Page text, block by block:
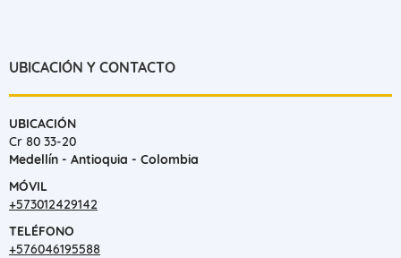
UBICACIÓN Y CONTACTO
UBICACIÓN
Cr 80 33-20
Medellín - Antioquia - Colombia
MÓVIL
+573012429142
TELÉFONO
+576046195588